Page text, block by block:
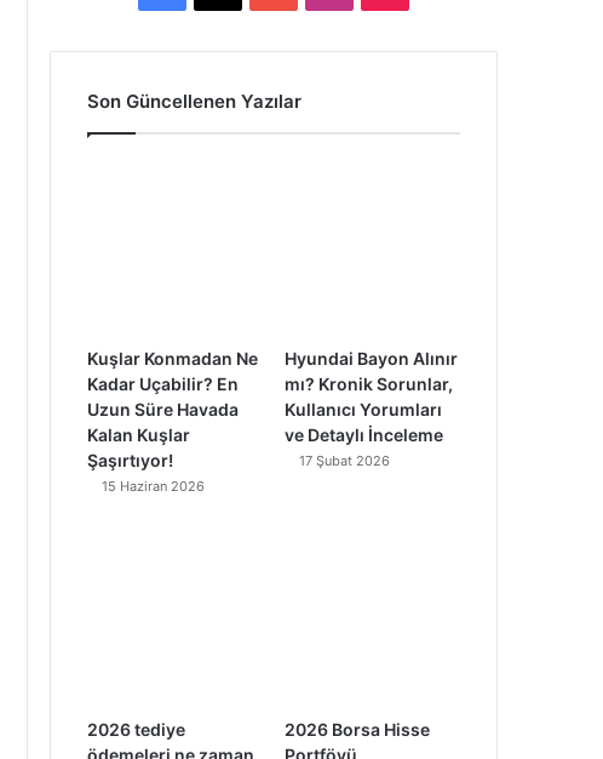
e
T
t
T
Son Güncellenen Yazılar
Kuşlar Konmadan Ne
Kadar Uçabilir? En
Uzun Süre Havada
Kalan Kuşlar
Şaşırtıyor!
15 Haziran 2026
Hyundai Bayon Alınır
mı? Kronik Sorunlar,
Kullanıcı Yorumları
ve Detaylı İnceleme
17 Şubat 2026
2026 tediye
ödemeleri ne zaman
2026 Borsa Hisse
Portföyü